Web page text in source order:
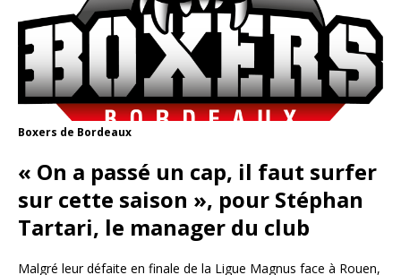
Boxers de Bordeaux
« On a passé un cap, il faut surfer
sur cette saison », pour Stéphan
Tartari, le manager du club
Malgré leur défaite en finale de la Ligue Magnus face à Rouen,